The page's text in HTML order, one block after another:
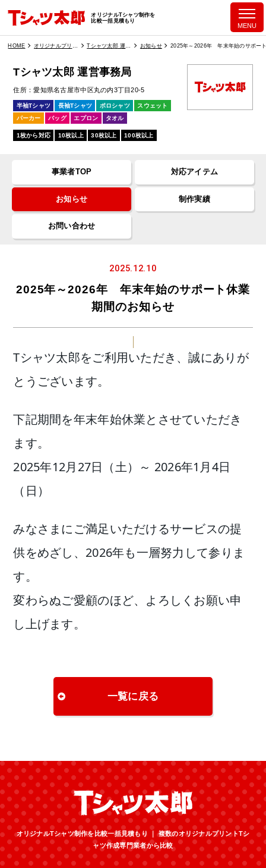
オリジナルTシャツ制作を
比較一括見積もり
HOME お知らせ 2025年～2026年 年末年始のサポー
Tシャツ太郎 運営事務局
住所 愛知県名古屋市中区丸の内3丁目20-5
半袖Tシャツ 長袖Tシャツ ポロシャツ
スウェット
パーカー
バッグ エプロン タオル
1枚から対応 10枚以上 30枚以上 100枚以上
事業者TOP 対応アイテム
お知らせ 制作実績
お問い合わせ
2025.12.10
2025年～2026年 年末年始のサポート休業
期間のお知らせ
Tシャツ太郎をご利用いただき、誠にありが
とうございます。
下記期間を年末年始休業とさせていただき
ます。
2025年12月27日（土）～ 2026年1月4日
（日）
みなさまにご満足いただけるサービスの提
供をめざし、2026年も一層努力して参りま
す。
変わらぬご愛顧のほど、よろしくお願い申
し上げます。
一覧に戻る
オリジナルTシャツ制作を比較一括見積もり ｜ 複数のオリジナルプリントTシ
ャツ作成専門業者から比較
MENU